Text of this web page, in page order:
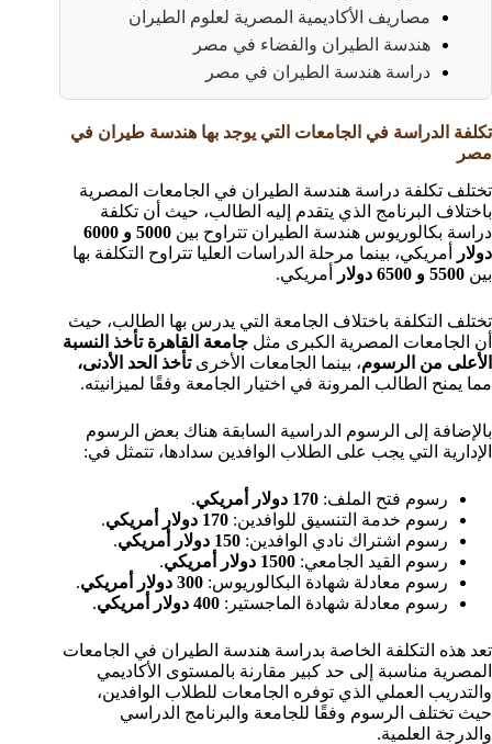
مصاريف الأكاديمية المصرية لعلوم الطيران
هندسة الطيران والفضاء في مصر
دراسة هندسة الطيران في مصر
تكلفة الدراسة في الجامعات التي يوجد بها هندسة طيران في
مصر
تختلف تكلفة دراسة هندسة الطيران في الجامعات المصرية
باختلاف البرنامج الذي يتقدم إليه الطالب، حيث أن تكلفة
دراسة بكالوريوس هندسة الطيران تتراوح بين
5000 و 6000
دولار
أمريكي، بينما مرحلة الدراسات العليا تتراوح التكلفة بها
بين 5500 و 6500 دولار أمريكي.
تختلف التكلفة باختلاف الجامعة التي يدرس بها الطالب، حيث
أن الجامعات المصرية الكبرى مثل جامعة القاهرة تأخذ النسبة
الأعلى من الرسوم، بينما الجامعات الأخرىتأخذ الحد الأدنى،
مما يمنح الطالب المرونة في اختيار الجامعة وفقًا لميزانيته.
بالإضافة إلى الرسوم الدراسية السابقة هناك بعض الرسوم
الإدارية التي يجب على الطلاب الوافدين سدادها، تتمثل في:
رسوم فتح الملف: 170 دولار أمريكي.
رسوم خدمة التنسيق للوافدين: 170 دولار أمريكي.
رسوم اشتراك نادي الوافدين: 150 دولار أمريكي.
رسوم القيد الجامعي: 1500 دولار أمريكي.
رسوم معادلة شهادة البكالوريوس: 300 دولار أمريكي.
رسوم معادلة شهادة الماجستير: 400 دولار أمريكي.
تعد هذه التكلفة الخاصة بدراسة هندسة الطيران في الجامعات
المصرية مناسبة إلى حد كبير مقارنة بالمستوى الأكاديمي
والتدريب العملي الذي توفره الجامعات للطلاب الوافدين،
حيث تختلف الرسوم وفقًا للجامعة والبرنامج الدراسي
والدرجة العلمية.